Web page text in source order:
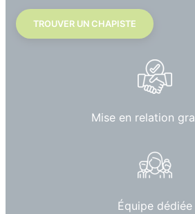
TROUVER UN CHAPISTE
Mise en relation
Équipe dédiée